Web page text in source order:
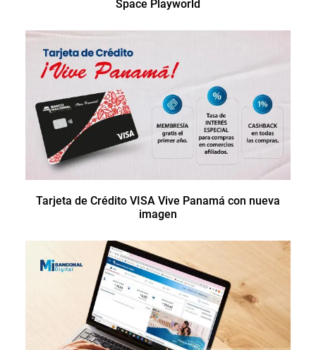
Space Playworld
Tarjeta de Crédito VISA Vive Panamá con nueva
imagen